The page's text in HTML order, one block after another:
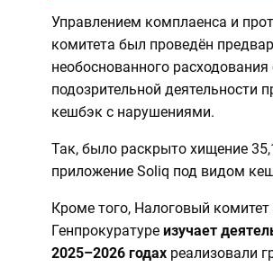
Управлением комплаенса и
комитета был проведён
необоснованного
подозрительной деятельности
кешбэк с нарушениями.
Так, было раскрыто хищение
приложение Soliq под видом
Кроме того, Налоговый
Генпрокуратуре изучает
2025–2026 годах реализовали